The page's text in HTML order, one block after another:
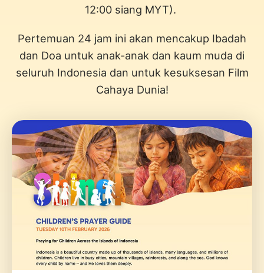
12:00 siang MYT).
Pertemuan 24 jam ini akan mencakup Ibadah
dan Doa untuk anak-anak dan kaum muda di
seluruh Indonesia dan untuk kesuksesan Film
Cahaya Dunia!